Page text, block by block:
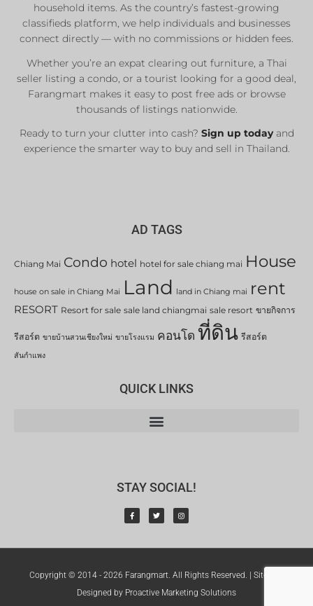
Real Estate Agents
Sale & Rent
List Now
household items. As the country’s fastest-growing
classifieds platform, we help individuals and businesses
connect directly — with no commissions or hidden fees.
Whether you’re an expat clearing out furniture, a Thai
seller listing a condo, or a tourist looking for a good deal,
Farangmart makes it easy to post free ads or browse
thousands of listings nationwide.
Ready to turn your clutter into cash? Sign up todayand
experience the smarter way to buy and sell in Thailand.
AD TAGS
Chiang Mai Condo hotel hotel for sale chiang mai House
house on sale in Chiang Mai Land land in Chiang mai rent
RESORT Resort for sale sale land chiangmai sale resort ขายกิจการ
รีสอร์ต ขายบ้านสวนเชียงใหม่ ขายโรงแรม คอนโด ที่ดิน รีสอร์ต
สันกำแพง
QUICK LINKS
STAY SOCIAL!
Copyright © 2014 - 2026 Farangmart. All Rights Reserved. | Sitemap
Designed by Proactive Marketing Solutions